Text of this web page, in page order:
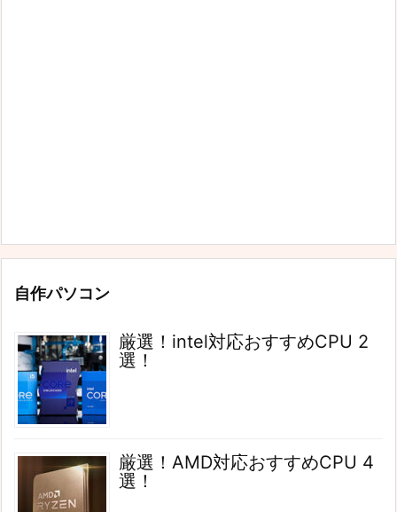
自作パソコン
厳選！intel対応おすすめCPU 2
選！
厳選！AMD対応おすすめCPU 4
選！